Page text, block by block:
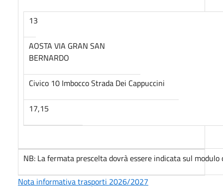
13
AOSTA VIA GRAN SAN
BERNARDO
Civico 10 Imbocco Strada Dei Cappuccini
17,15
NB: La fermata prescelta dovrà essere indicata sul
Nota informativa trasporti 2026/2027